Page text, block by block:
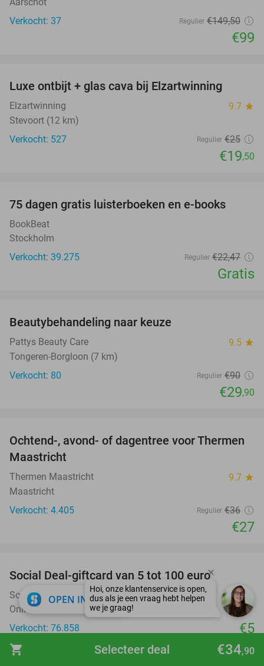
shopping_cart €34,90
Selecteer deal
Verkocht: 37
Regulier €149,50
€99
Luxe ontbijt + glas cava bij Elzartwinning
Elzartwinning 9.7 star
Stevoort (12 km)
Verkocht: 527
Regulier €25
€19,50
75 dagen gratis luisterboeken en e-books
BookBeat
Stockholm
Verkocht: 39.275
Regulier €22,47
Gratis
Beautybehandeling naar keuze
Pattys Beauty Care 9.5 star
Tongeren-Borgloon (7 km)
Verkocht: 80
Regulier €90
€29,90
25%
Ochtend-, avond- of dagentree voor Thermen
Maastricht
Thermen Maastricht 9.7 star
Maastricht
Verkocht: 4.405
Regulier €36
€27
Social Deal-giftcard van 5 tot 100 euro
Social Deal Giftcard
Online
Verkocht: 76.858
€5
favorite_border
OPEN IN APP close